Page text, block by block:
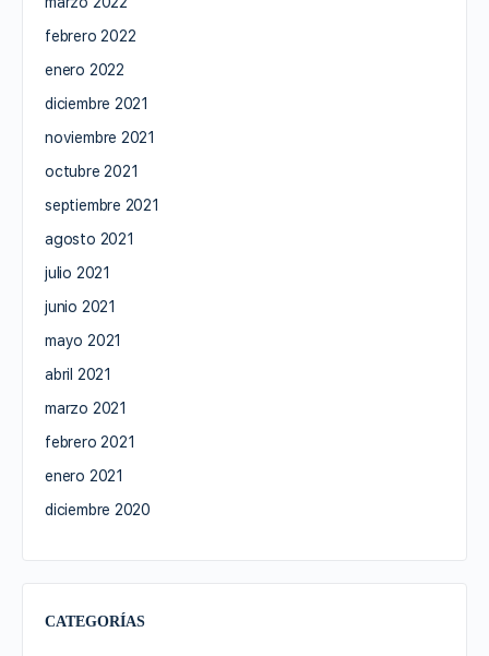
febrero 2022
enero 2022
diciembre 2021
noviembre 2021
octubre 2021
septiembre 2021
agosto 2021
julio 2021
junio 2021
mayo 2021
abril 2021
marzo 2021
febrero 2021
enero 2021
diciembre 2020
CATEGORÍAS